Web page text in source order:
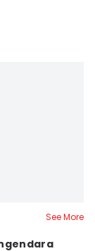
See More